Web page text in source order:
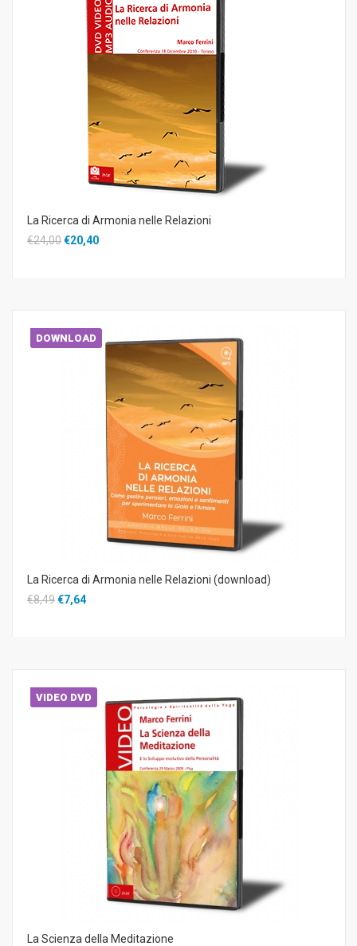
La Ricerca di Armonia nelle Relazioni
€24,00€20,40
DOWNLOAD
La Ricerca di Armonia nelle Relazioni (download)
€8,49€7,64
VIDEO DVD
La Scienza della Meditazione